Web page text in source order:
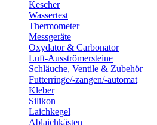
Kescher
Wassertest
Thermometer
Messgeräte
Oxydator & Carbonator
Luft-Ausströmersteine
Schläuche, Ventile & Zubehör
Futterringe/-zangen/-automat
Kleber
Silikon
Laichkegel
Ablaichkästen